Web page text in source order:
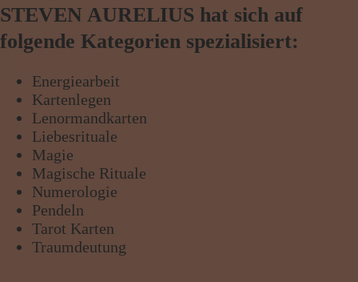
STEVEN AURELIUS hat sich auf
folgende Kategorien spezialisiert:
Energiearbeit
Kartenlegen
Lenormandkarten
Liebesrituale
Magie
Magische Rituale
Numerologie
Pendeln
Tarot Karten
Traumdeutung